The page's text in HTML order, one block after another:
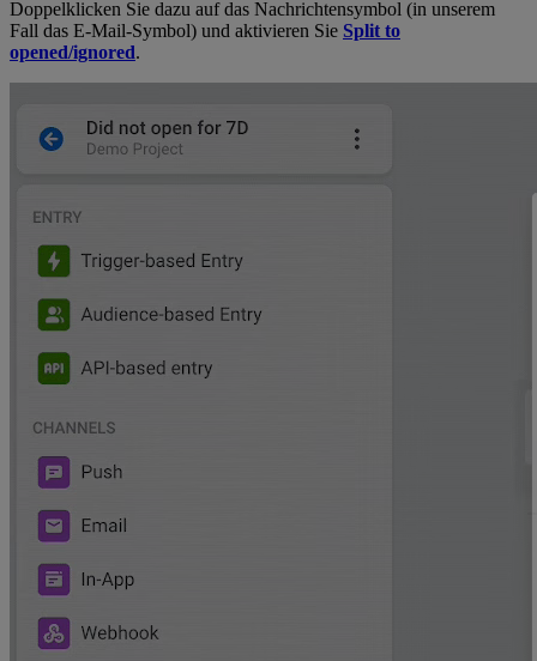
Doppelklicken Sie dazu auf das Nachrichtensymbol (in unserem
Fall das E-Mail-Symbol) und aktivieren Sie Split to
opened/ignored.